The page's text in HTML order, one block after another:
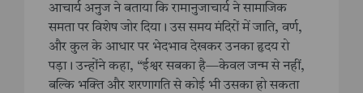
आचार्य अनुज ने बताया कि रामानुजाचार्य ने सामाजिक
समता पर विशेष जोर दिया। उस समय मंदिरों में जाति, वर्ण,
और कुल के आधार पर भेदभाव देखकर उनका हृदय रो
पड़ा। उन्होंने कहा, “ईश्वर सबका है—केवल जन्म से नहीं,
बल्कि भक्ति और शरणागति से कोई भी उसका हो सकता